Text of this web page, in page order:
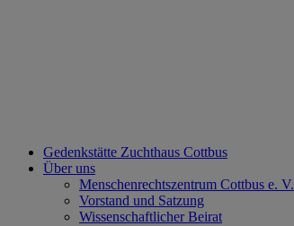
Gedenkstätte Zuchthaus Cottbus
Über uns
Menschenrechtszentrum Cottbus e. V.
Vorstand und Satzung
Wissenschaftlicher Beirat